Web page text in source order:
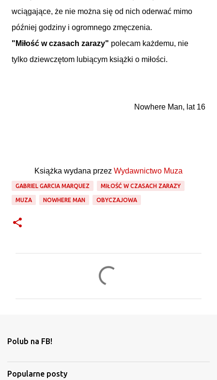
wciągające, że nie można się od nich oderwać mimo
później godziny i ogromnego zmęczenia.
"Miłość w czasach zarazy" polecam każdemu, nie
tylko dziewczętom lubiącym książki o miłości.
Nowhere Man, lat 16
Książka wydana przez Wydawnictwo Muza
GABRIEL GARCIA MARQUEZ MIŁOŚĆ W CZASACH ZARAZY
MUZA NOWHERE MAN OBYCZAJOWA
t
r
z
Polub na FB!
Popularne posty